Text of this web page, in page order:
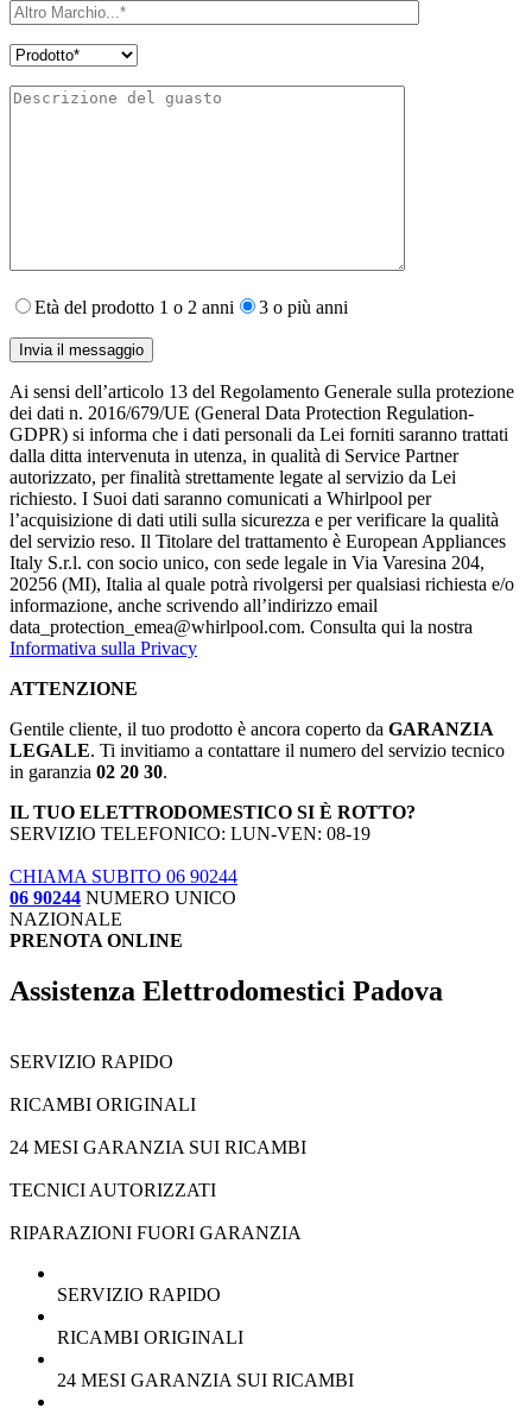
Età del prodotto 1 o 2 anni 3 o più anni
Ai sensi dell’articolo 13 del Regolamento Generale sulla protezione
dei dati n. 2016/679/UE (General Data Protection Regulation-
GDPR) si informa che i dati personali da Lei forniti saranno​ trattati
dalla ditta intervenuta in utenza,​ in qualità di Service Partner
autorizzato, per finalità strettamente legate al servizio da Lei
richiesto. I S​uoi dati saranno comunicati a Whirlpool per
l’acquisizione di dati utili sulla sicurezza e per verificare la qualità
del servizio reso. Il Titolare del trattamento è European Appliances
Italy S.r.l. con socio unico, con sede legale in Via Varesina 204,
20256 (MI), Italia al quale potrà rivolgersi per qualsiasi richiesta e/o
informazione, anche scrivendo all’indirizzo email
data_protection_emea@whirlpool.com. Consulta qui la nostra
Informativa sulla Privacy
ATTENZIONE
Gentile cliente, il tuo prodotto è ancora coperto da GARANZIA
LEGALE. Ti invitiamo a contattare il numero del servizio tecnico
in garanzia 02 20 30.
IL TUO ELETTRODOMESTICO SI È ROTTO?
SERVIZIO TELEFONICO: LUN-VEN: 08-19
CHIAMA SUBITO 06 90244
06 90244 NUMERO UNICO
NAZIONALE
PRENOTA ONLINE
Assistenza Elettrodomestici Padova
SERVIZIO RAPIDO
RICAMBI ORIGINALI
24 MESI GARANZIA SUI RICAMBI
TECNICI AUTORIZZATI
RIPARAZIONI FUORI GARANZIA
SERVIZIO RAPIDO
RICAMBI ORIGINALI
24 MESI GARANZIA SUI RICAMBI